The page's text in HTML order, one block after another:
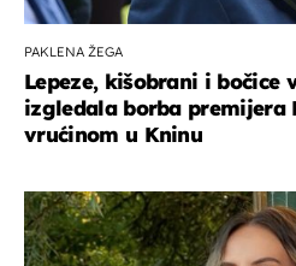
PAKLENA ŽEGA
Lepeze, kišobrani i bočice
izgledala borba premijera
vrućinom u Kninu